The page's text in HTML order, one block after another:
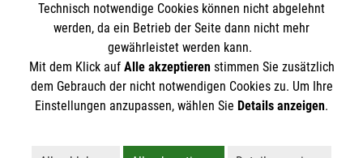
Cookies verwalten|AGB|Impressum|Datenschutz
Barrierefreiheit |Kontakt| Sharepoint|Mediathek
Technisch notwendige Cookies können nicht abgelehnt
werden, da ein Betrieb der Seite dann nicht mehr
gewährleistet werden kann.
Mit dem Klick auf Alle akzeptierenstimmen Sie zusätzlich
dem Gebrauch der nicht notwendigen Cookies zu. Um Ihre
Einstellungen anzupassen, wählen Sie Details anzeigen.